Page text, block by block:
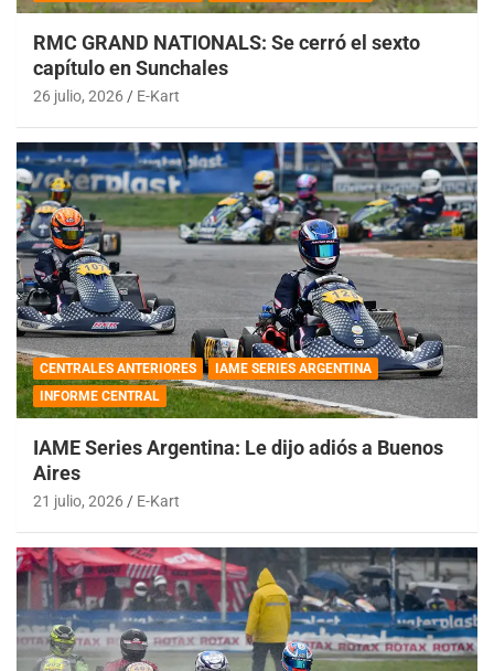
RMC GRAND NATIONALS: Se cerró el sexto
capítulo en Sunchales
26 julio, 2026 E-Kart
CENTRALES ANTERIORES
IAME SERIES ARGENTINA
INFORME CENTRAL
IAME Series Argentina: Le dijo adiós a Buenos
Aires
21 julio, 2026 E-Kart